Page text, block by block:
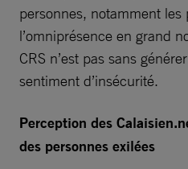
personnes, notamment les
l’omniprésence en grand
CRS n’est pas sans
sentiment d’insécurité.
Perception des
des personnes exilées